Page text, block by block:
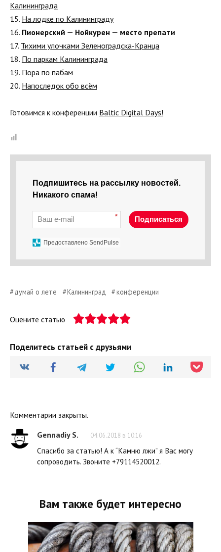
Калининграда
15. На лодке по Калининграду
16. Пионерский — Нойкурен — место препати
17. Тихими улочками Зеленоградска-Кранца
18. По паркам Калининграда
19. Пора по пабам
20. Напоследок обо всём
Готовимся к конференции Baltiс Digital Days!
Подпишитесь на рассылку новостей.
Никакого спама!
* Подписаться
Предоставлено SendPulse
думай о лете Калининград конференции
Оцените статью
Поделитесь статьей с друзьями
Комментарии закрыты.
Gennadiy S.
04.06.2018 в 10:16
Спасибо за статью! А к “Камню лжи” я Вас могу
сопроводить. Звоните +79114520012.
Вам также будет интересно